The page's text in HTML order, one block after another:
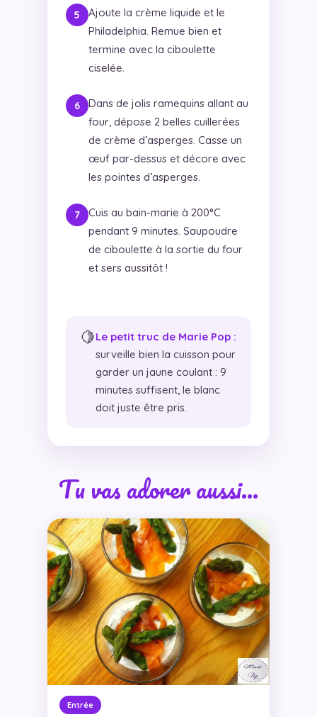
Ajoute la crème liquide et le
Philadelphia. Remue bien et
termine avec la ciboulette
ciselée.
Dans de jolis ramequins allant au
four, dépose 2 belles cuillerées
de crème d’asperges. Casse un
œuf par-dessus et décore avec
les pointes d’asperges.
Cuis au bain-marie à 200°C
pendant 9 minutes. Saupoudre
de ciboulette à la sortie du four
et sers aussitôt !
🍋Le petit truc de Marie Pop :
surveille bien la cuisson pour
garder un jaune coulant : 9
minutes suffisent, le blanc
doit juste être pris.
Tu vas adorer aussi…
Entrée